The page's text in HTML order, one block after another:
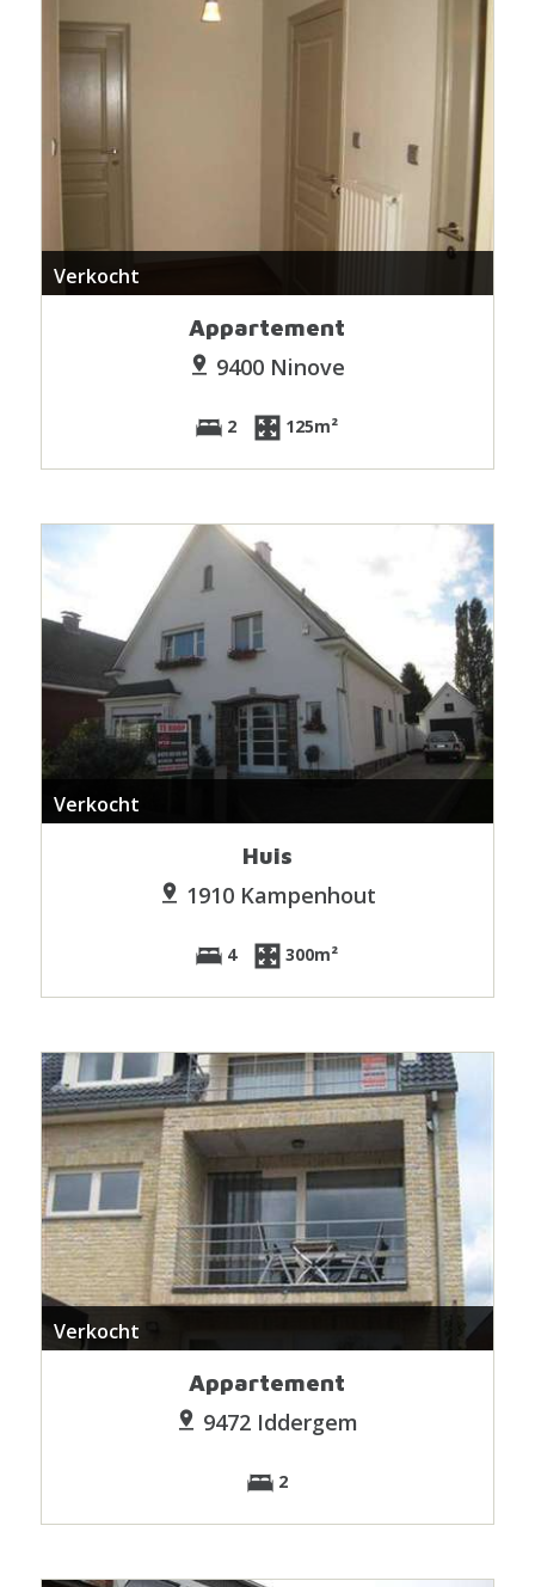
Verkocht
Appartement
9400 Ninove
2 125m²
Verkocht
Huis
1910 Kampenhout
4 300m²
Verkocht
Appartement
9472 Iddergem
2